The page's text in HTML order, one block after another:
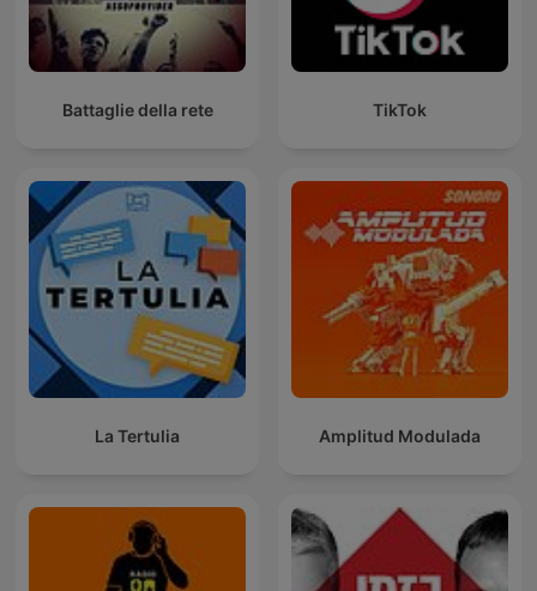
Battaglie della rete TikTok
La Tertulia Amplitud Modulada